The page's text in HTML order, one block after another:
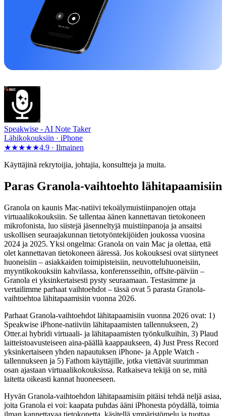
Speakwise - AI Note Taker
Lähikokouksiin · iPhone
★★★★★4.9 · Ilmainen
Käyttäjinä rekrytoijia, johtajia, konsultteja ja muita.
Paras Granola-vaihtoehto lähitapaamisiin
Granola on kaunis Mac-natiivi tekoälymuistiinpanojen ottaja
virtuaalikokouksiin. Se tallentaa äänen kannettavan tietokoneen
mikrofonista, luo siistejä jäsenneltyjä muistiinpanoja ja ansaitsi
uskollisen seuraajakunnan tietotyöntekijöiden joukossa vuosina
2024 ja 2025. Yksi ongelma: Granola on vain Mac ja olettaa, että
olet kannettavan tietokoneen ääressä. Jos kokouksesi ovat siirtyneet
huoneisiin – asiakkaiden toimipisteisiin, neuvotteluhuoneisiin,
myyntikokouksiin kahvilassa, konferensseihin, offsite-päiviin –
Granola ei yksinkertaisesti pysty seuraamaan. Testasimme ja
vertailimme parhaat vaihtoehdot – tässä ovat 5 parasta Granola-
vaihtoehtoa lähitapaamisiin vuonna 2026.
Parhaat Granola-vaihtoehdot lähitapaamisiin vuonna 2026 ovat: 1)
Speakwise iPhone-natiiviin lähitapaamisten tallennukseen, 2)
Otter.ai hybridi virtuaali- ja lähitapaamisten työnkulkuihin, 3) Plaud
laitteistoavusteiseen aina-päällä kaappaukseen, 4) Just Press Record
yksinkertaiseen yhden napautuksen iPhone- ja Apple Watch -
tallennukseen ja 5) Fathom käyttäjille, jotka viettävät suurimman
osan ajastaan virtuaalikokouksissa. Ratkaiseva tekijä on se, mitä
laitetta oikeasti kannat huoneeseen.
Hyvän Granola-vaihtoehdon lähitapaamisiin pitäisi tehdä neljä asiaa,
joita Granola ei voi: kaapata puhdas ääni iPhonesta pöydällä, toimia
ilman kannettavaa tietokonetta, käsitellä ympäristömelu ja tuottaa